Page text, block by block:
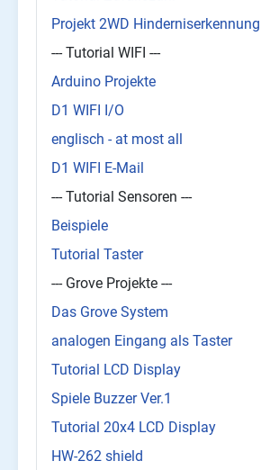
Projekt 2WD Hinderniserkennung
--- Tutorial WIFI ---
Arduino Projekte
D1 WIFI I/O
englisch - at most all
D1 WIFI E-Mail
--- Tutorial Sensoren ---
Beispiele
Tutorial Taster
--- Grove Projekte ---
Das Grove System
analogen Eingang als Taster
Tutorial LCD Display
Spiele Buzzer Ver.1
Tutorial 20x4 LCD Display
HW-262 shield